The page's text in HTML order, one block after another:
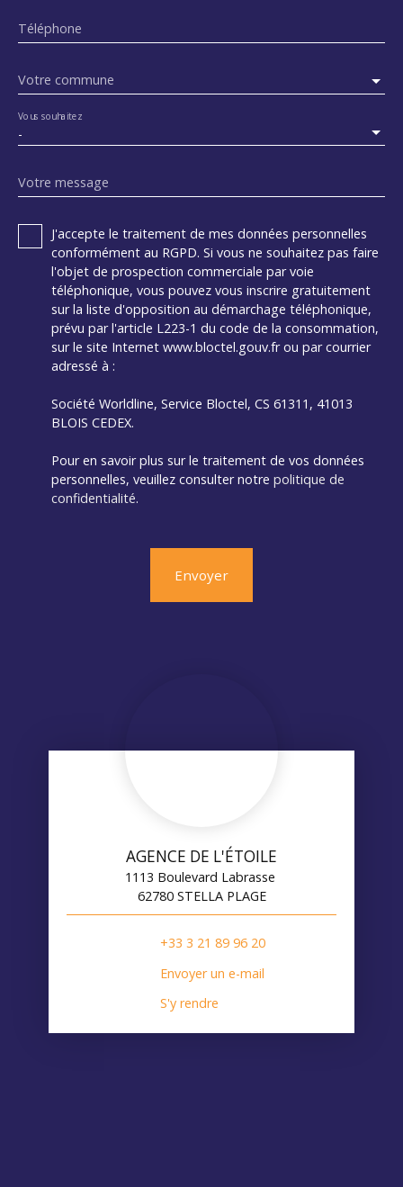
Téléphone
Votre commune
-
Vous souhaitez
Votre message
J'accepte le traitement de mes données personnelles
conformément au RGPD. Si vous ne souhaitez pas faire
l'objet de prospection commerciale par voie
téléphonique, vous pouvez vous inscrire gratuitement
sur la liste d'opposition au démarchage téléphonique,
prévu par l'article L223-1 du code de la consommation,
sur le site Internet www.bloctel.gouv.fr ou par courrier
adressé à :
Société Worldline, Service Bloctel, CS 61311, 41013
BLOIS CEDEX.
Pour en savoir plus sur le traitement de vos données
personnelles, veuillez consulter notre politique de
confidentialité.
Envoyer
AGENCE DE L'ÉTOILE
1113 Boulevard Labrasse
62780 STELLA PLAGE
+33 3 21 89 96 20
Envoyer un e-mail
S'y rendre